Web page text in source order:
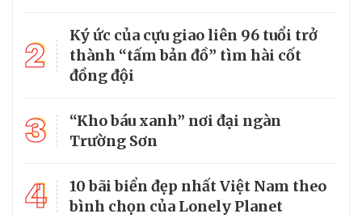
2
Ký ức của cựu giao liên 96 tuổi trở
thành “tấm bản đồ” tìm hài cốt
đồng đội
3
“Kho báu xanh” nơi đại ngàn
Trường Sơn
4
10 bãi biển đẹp nhất Việt Nam theo
bình chọn của Lonely Planet